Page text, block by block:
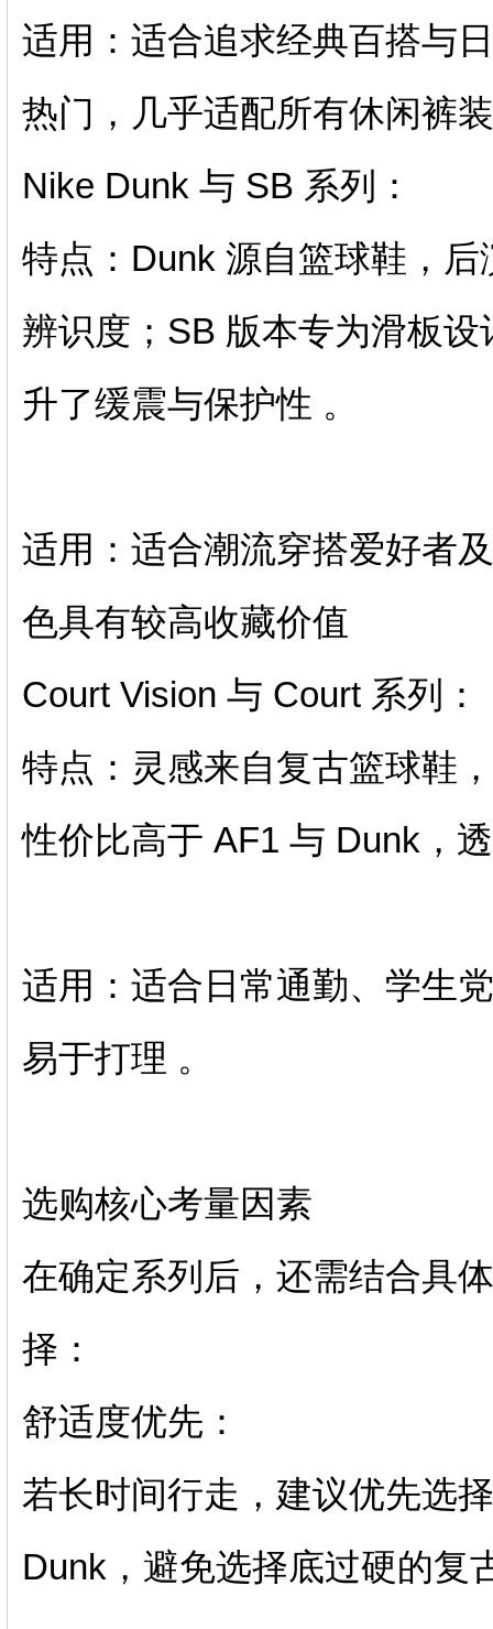
适用‌：适合追求‌经典百搭‌与
热门，几乎适配所有休闲裤
‌Nike Dunk 与 SB 系列‌：
特点‌：Dunk 源自篮球鞋，
辨识度；SB 版本专为滑板
升了‌缓震与保护性‌ 。‌‌
适用‌：适合‌潮流穿搭‌爱好者
色具有较高收藏价值
‌Court Vision 与 Court 系列‌：
特点‌：灵感来自复古篮球鞋
性价比高于 AF1 与 Dunk，
适用‌：适合‌日常通勤‌、学生
易于打理 。‌‌
选购核心考量因素
在确定系列后，还需结合具
择：
‌舒适度优先‌：
若长时间行走，建议优先选
Dunk，避免选择底过硬的复